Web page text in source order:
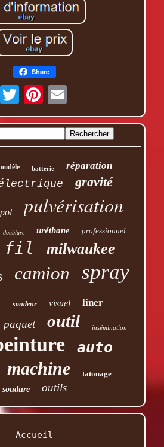
Share
batterie réparation
gravité
pulvérisation
doublure uréthane professionnel
fil milwaukee
camion spray
soudeur visuel liner
paquet outil insémination
auto
machine
tatouage
soudure
outils
Accueil